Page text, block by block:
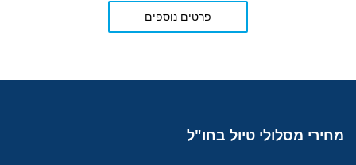
פרטים נוספים
מחירי מסלולי טיול בחו"ל